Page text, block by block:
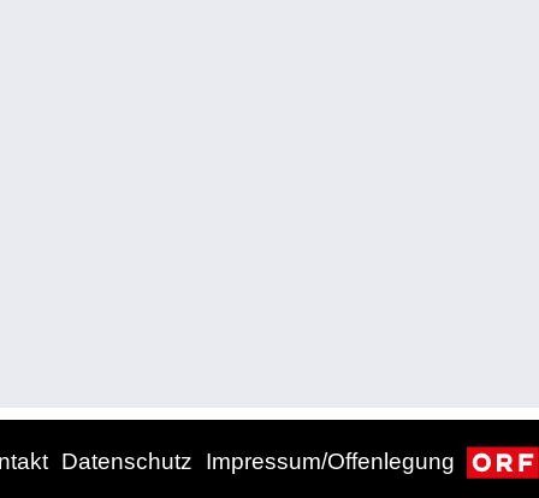
Datenschutz Impressum/Offenlegung